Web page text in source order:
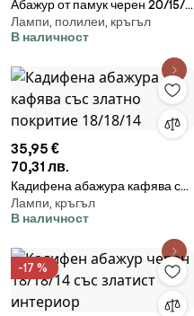
Абажур от памук черен 20/15/13
със златен интериор
Лампи, полилеи, кръгъл
В наличност
35,95 €
70,31 лв.
Кадифена абажура кафява със
златно покритие 18/18/14
Лампи, кръгъл
В наличност
-17 %